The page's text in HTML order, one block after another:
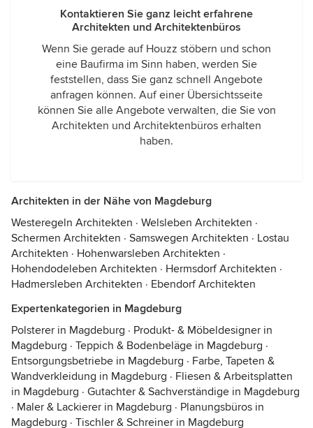
Kontaktieren Sie ganz leicht erfahrene
Architekten und Architektenbüros
Wenn Sie gerade auf Houzz stöbern und schon
eine Baufirma im Sinn haben, werden Sie
feststellen, dass Sie ganz schnell Angebote
anfragen können. Auf einer Übersichtsseite
können Sie alle Angebote verwalten, die Sie von
Architekten und Architektenbüros erhalten
haben.
Architekten in der Nähe von Magdeburg
Westeregeln Architekten · Welsleben Architekten ·
Schermen Architekten · Samswegen Architekten · Lostau
Architekten · Hohenwarsleben Architekten ·
Hohendodeleben Architekten · Hermsdorf Architekten ·
Hadmersleben Architekten · Ebendorf Architekten
Expertenkategorien in Magdeburg
Polsterer in Magdeburg · Produkt- & Möbeldesigner in
Magdeburg · Teppich & Bodenbeläge in Magdeburg ·
Entsorgungsbetriebe in Magdeburg · Farbe, Tapeten &
Wandverkleidung in Magdeburg · Fliesen & Arbeitsplatten
in Magdeburg · Gutachter & Sachverständige in Magdeburg
· Maler & Lackierer in Magdeburg · Planungsbüros in
Magdeburg · Tischler & Schreiner in Magdeburg